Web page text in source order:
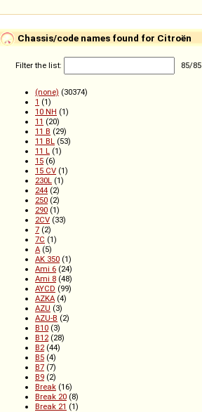
Chassis/code names found for Citroën
Filter the list: 85/85
(none) (30374)
1 (1)
10 NH (1)
11 (20)
11 B (29)
11 BL (53)
11 L (1)
15 (6)
15 CV (1)
230L (1)
244 (2)
250 (2)
290 (1)
2CV (33)
7 (2)
7C (1)
A (5)
AK 350 (1)
Ami 6 (24)
Ami 8 (48)
AYCD (99)
AZKA (4)
AZU (3)
AZU-B (2)
B10 (3)
B12(28)
B2(44)
B5 (4)
B7 (7)
B9 (2)
Break (16)
Break 20 (8)
Break 21 (1)